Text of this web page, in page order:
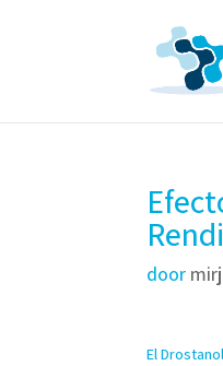
door
El